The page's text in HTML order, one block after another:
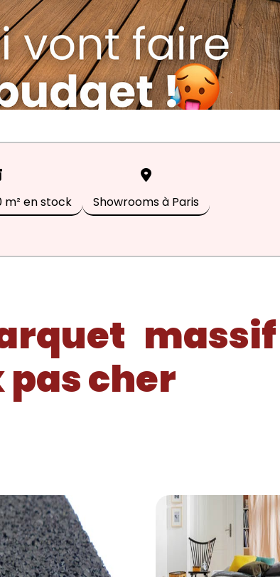
m² en stock Showrooms à Paris
cher